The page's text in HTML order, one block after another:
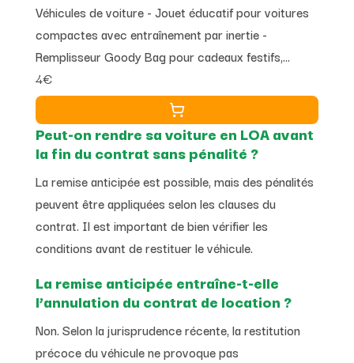
Véhicules de voiture - Jouet éducatif pour voitures
compactes avec entraînement par inertie -
Remplisseur Goody Bag pour cadeaux festifs,
récompenses, interaction, récupération et
éducation
4€
Peut-on rendre sa voiture en LOA avant
la fin du contrat sans pénalité ?
La remise anticipée est possible, mais des pénalités
peuvent être appliquées selon les clauses du
contrat. Il est important de bien vérifier les
conditions avant de restituer le véhicule.
La remise anticipée entraîne-t-elle
l’annulation du contrat de location ?
Non. Selon la jurisprudence récente, la restitution
précoce du véhicule ne provoque pas